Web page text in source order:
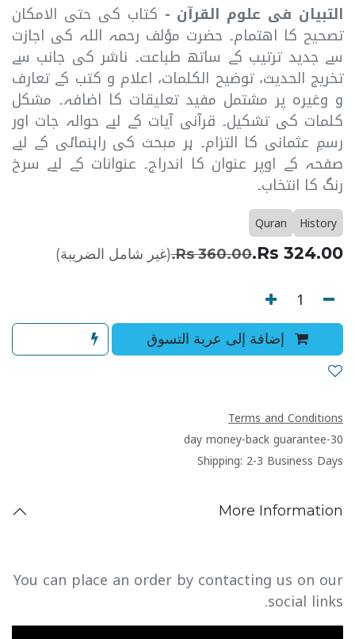
التبیان فی علوم القرآن - کتاب کی حتی الامکان
تصحیح کا اھتمام۔ حضرت مؤلف رحمہ اللہ کی اجازت
سے جدید ترتیب کے ساتھ طباعت۔ ناشر کی جانب سے
تخریج الحدیث، توضیح الکلمات، اعلام و کتب کے تعارف
و وغیرہ پر مشتمل مفید تعلیقات کا اضافہ۔ مشکل
کلمات کی تشکیل۔ قرآنی آیات کے لیے حوالہ جات اور
رسمِ عثمانی کا التزام۔ ہر مبحث کی راہنمائی کے لیے
صفحہ کے اوپر عنوان کا اندراج۔ عنوانات کے لیے سرخ
رنگ کا انتخاب۔
History
Quran
324.00
360.00
Rs. (غير شامل الضريبة)
إضافة إلى عربة التسوق
Terms and Conditions
30-day money-back guarantee
Shipping: 2-3 Business Days
More Information
You can place an order by contacting us on our
social links.